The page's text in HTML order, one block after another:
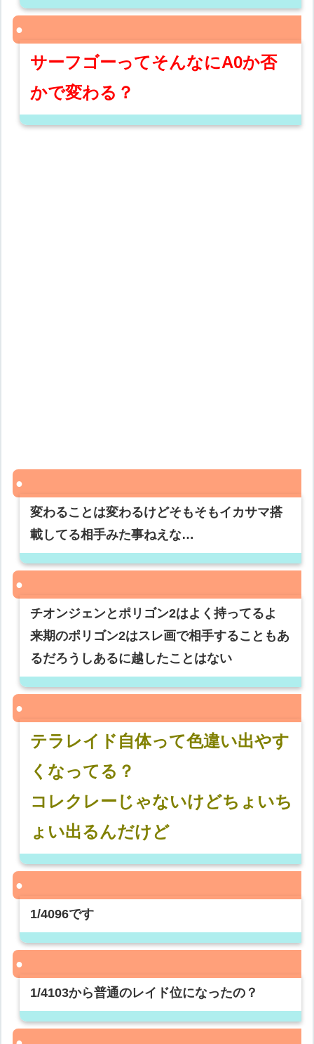
サーフゴーってそんなにA0か否
かで変わる？
変わることは変わるけどそもそもイカサマ搭
載してる相手みた事ねえな…
チオンジェンとポリゴン2はよく持ってるよ
来期のポリゴン2はスレ画で相手することもあ
るだろうしあるに越したことはない
テラレイド自体って色違い出やす
くなってる？
コレクレーじゃないけどちょいち
ょい出るんだけど
1/4096です
1/4103から普通のレイド位になったの？